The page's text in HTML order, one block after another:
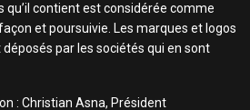
qu’il contient est considérée comme
et poursuivie. Les marques et logos
par les sociétés qui en sont
: Christian Asna, Président